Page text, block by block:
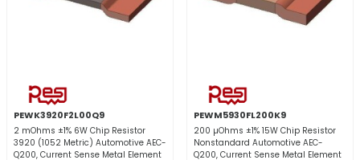
PEWK3920F2L00Q9
2 mOhms ±1% 6W Chip Resistor
3920 (1052 Metric) Automotive AEC-
Q200, Current Sense Metal Element
PEWM5930FL200K9
200 µOhms ±1% 15W Chip Resistor
Nonstandard Automotive AEC-
Q200, Current Sense Metal Element